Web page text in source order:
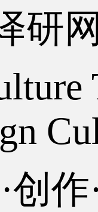
研
创